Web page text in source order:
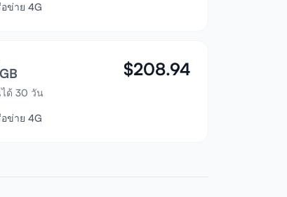
อข่าย 4G
GB
ด้ 30 วัน
$208.94
อข่าย 4G